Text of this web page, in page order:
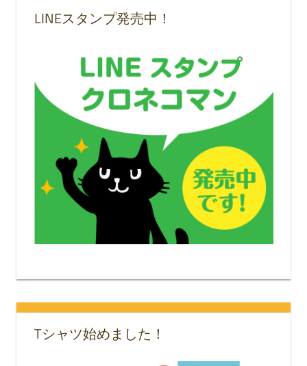
LINEスタンプ発売中！
Tシャツ始めました！